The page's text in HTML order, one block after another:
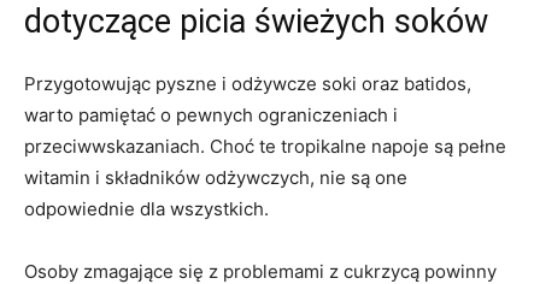
dotyczące picia świeżych soków
Przygotowując pyszne ⁤i⁢ odżywcze soki oraz batidos,
warto pamiętać o⁣ pewnych ograniczeniach i‌
przeciwwskazaniach. Choć te tropikalne napoje ​są pełne
witamin i składników odżywczych, nie są​ one
odpowiednie dla wszystkich.
Osoby zmagające się z problemami z cukrzycą powinny